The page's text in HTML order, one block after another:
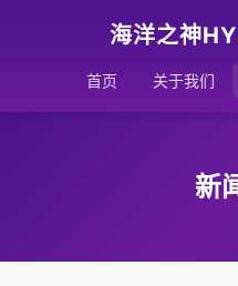
海洋之神
首页 关于我们
新